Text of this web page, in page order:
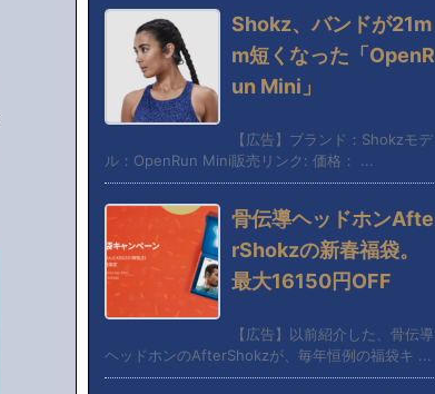
Shokz、バンドが21m
m短くなった「OpenR
un Mini」
【広告】ブランド：Shokzモデ
ル：OpenRun Mini販売リンク: 価格： ...
骨伝導ヘッドホンAfte
rShokzの新春福袋。
最大16150円OFF
【広告】以前紹介した、骨伝導
ヘッドホンのAfterShokzが、毎年恒例の福袋キ ...